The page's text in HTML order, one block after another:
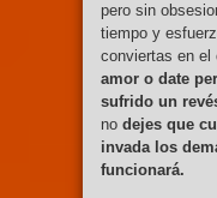
pero sin
tiempo y
conviertas en el
amor o date
sufrido un
no dejes que
invada los
funcionará.